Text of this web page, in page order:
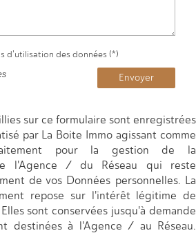
d'utilisation des données (*)
Envoyer
sur ce formulaire sont enregistrées
par La Boite Immo agissant comme
pour la gestion de la
l'Agence / du Réseau qui reste
de vos Données personnelles. La
repose sur l'intérêt légitime de
sont conservées jusqu'à demande
destinées à l'Agence / au Réseau.